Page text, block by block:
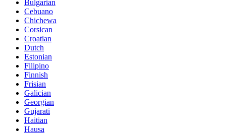
Bulgarian
Cebuano
Chichewa
Corsican
Croatian
Dutch
Estonian
Filipino
Finnish
Frisian
Galician
Georgian
Gujarati
Haitian
Hausa